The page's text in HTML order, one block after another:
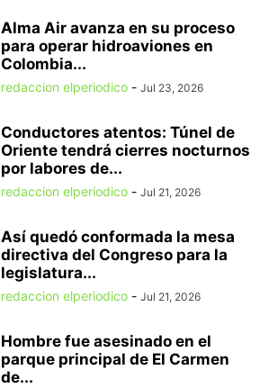
Alma Air avanza en su proceso
para operar hidroaviones en
Colombia...
redaccion elperiodico - Jul 23, 2026
Conductores atentos: Túnel de
Oriente tendrá cierres nocturnos
por labores de...
redaccion elperiodico - Jul 21, 2026
Así quedó conformada la mesa
directiva del Congreso para la
legislatura...
redaccion elperiodico - Jul 21, 2026
Hombre fue asesinado en el
parque principal de El Carmen
de...